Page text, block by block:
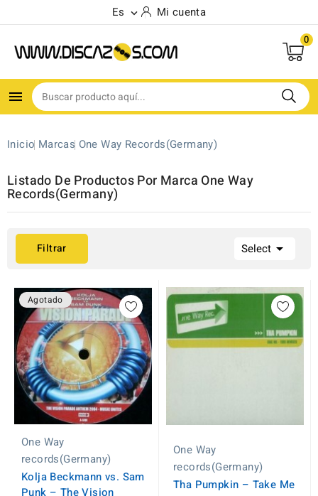
Es  Mi cuenta
0

Inicio Marcas One Way Records(Germany)
Listado De Productos Por Marca One Way
Records(Germany)
Filtrar Select 
Agotado
One Way
records(Germany)
Kolja Beckmann vs. Sam
Punk ‎– The Vision
One Way
records(Germany)
Tha Pumpkin ‎– Take Me